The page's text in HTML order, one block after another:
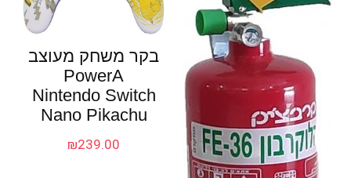
בקר משחק מעוצב
PowerA
Nintendo Switch
Nano Pikachu
₪239.00